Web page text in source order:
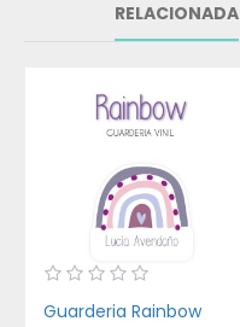
RELACIONADA
Guarderia Rainbow